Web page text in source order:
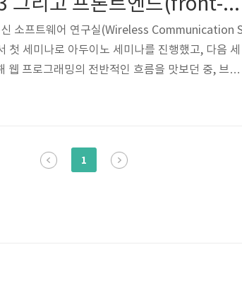
[Bootstrap] 부트스트랩3 그리고 프론트엔드(front-end)와 백엔드(back-end)
소프트웨어 연구실(Wireless Communication
세미나로 아두이노 세미나를 진행했고, 다음 세
프로그래밍의 전반적인 흐름을 맛보던 중, 브라
력하고 나서 크롬 브라우저 화면에 찍힌 Hello,
리고 학부 2, 3학년 동안 참여했던..
1